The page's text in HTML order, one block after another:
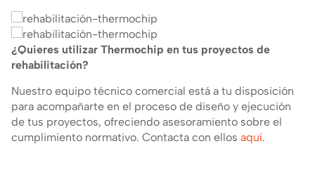
¿Quieres utilizar Thermochip en tus proyectos de
rehabilitación?
Nuestro equipo técnico comercial está a tu disposición
para acompañarte en el proceso de diseño y ejecución
de tus proyectos, ofreciendo asesoramiento sobre el
cumplimiento normativo. Contacta con ellos aquí.